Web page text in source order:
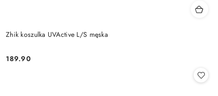
Zhik koszulka UVActive L/S męska
Cena:
189.90